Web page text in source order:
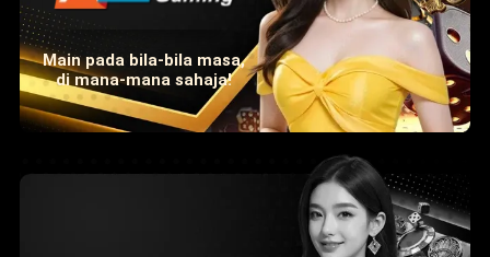
Main pada bila-bila masa,
di mana-mana sahaja!